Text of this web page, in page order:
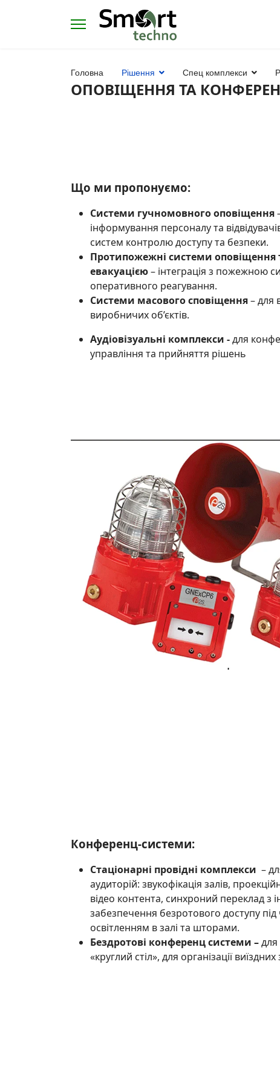
Головна Рішення Спец комплекси
ОПОВІЩЕННЯ ТА
Що ми пропонуємо:
Системи гучномовного оповіщення
інформування персоналу та
систем контролю доступу та безпеки.
Протипожежні системи оповіщення
евакуацією– інтеграція з пожежною
оперативного реагування.
Системи масового сповіщення– для
виробничих об’єктів.
Аудіовізуальні комплекси -для
управління та прийняття рішень
Конференц-системи:
Стаціонарні провідні комплекси –
аудиторій: звукофікація залів,
відео контента, синхроний переклад з
забезпечення безротового доступу під
освітленням в залі та шторами.
Бездротові конференц системи –для
«круглий стіл», для організації виїздних